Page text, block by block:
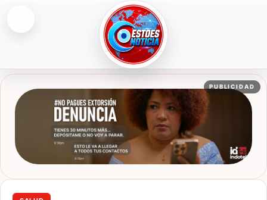
ESTOESNOTICIA|NOTICIAS
PUBLICIDAD